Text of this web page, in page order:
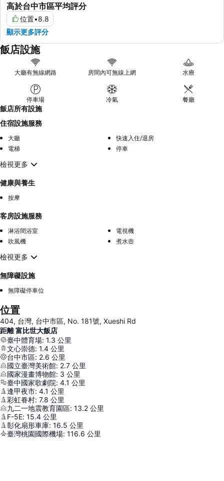
高於台中市區平均評分
位置•8.8
顯示更多評分
飯店設施
大廳有無線網路 房間內可無線上網 水療
停車場 冷氣 餐廳
飯店所有設施
住宿設施服務
大廳
快速入住/退房
電梯
停車
檢視更多
健康與養生
按摩
客房設施服務
淋浴間浴室
電視機
吹風機
煮水壺
檢視更多
無障礙設施
無障礙停車位
位置
404, 台灣, 台中市區, No. 181號, Xueshi Rd
距離 富比世大飯店
臺中體育場: 1.3 公里
文心崇德: 1.4 公里
台中市區: 2.6 公里
國立臺灣美術館: 2.7 公里
國家漫畫博物館: 3 公里
臺中國家歌劇院: 4.1 公里
逢甲夜市: 4.1 公里
彩虹眷村: 7.8 公里
九二一地震教育園區: 13.2 公里
F-5E: 15.4 公里
彰化扇形車庫: 16.5 公里
臺灣桃園國際機場: 116.6 公里